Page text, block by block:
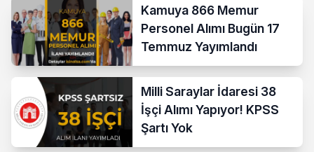
Kamuya 866 Memur
Personel Alımı Bugün 17
Temmuz Yayımlandı
Milli Saraylar İdaresi 38
İşçi Alımı Yapıyor! KPSS
Şartı Yok